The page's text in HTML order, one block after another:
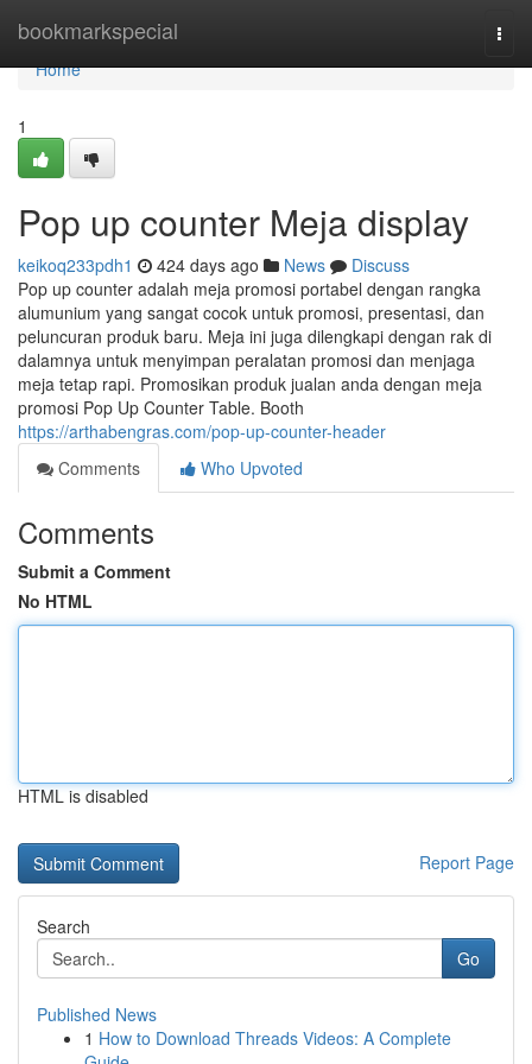
bookmarkspecial
Home
Home
1
Pop up counter Meja display
keikoq233pdh1 424 days ago News
Discuss
Pop up counter adalah meja promosi portabel dengan rangka
alumunium yang sangat cocok untuk promosi, presentasi, dan
peluncuran produk baru. Meja ini juga dilengkapi dengan rak di
dalamnya untuk menyimpan peralatan promosi dan menjaga
meja tetap rapi. Promosikan produk jualan anda dengan meja
promosi Pop Up Counter Table. Booth
https://arthabengras.com/pop-up-counter-header
Comments
Who Upvoted
Comments
Submit a Comment
No HTML
HTML is disabled
Report Page
Search
Go
Published News
1 How to Download Threads Videos: A Complete